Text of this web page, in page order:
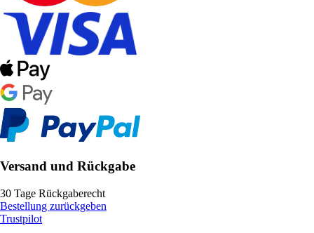
Versand und Rückgabe
30 Tage Rückgaberecht
Bestellung zurückgeben
Trustpilot